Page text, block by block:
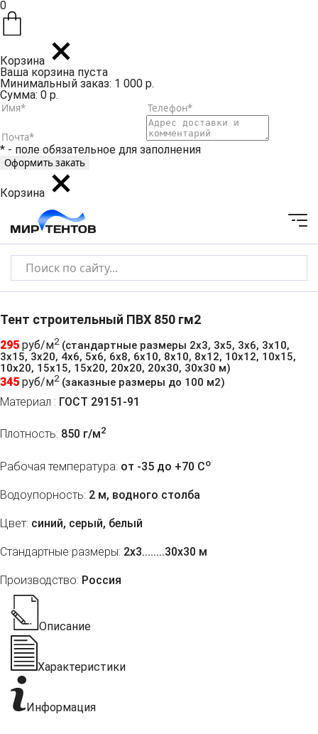
0
Корзина
Ваша корзина пуста
Минимальный заказ: 1 000 р.
Сумма: 0 р.
* - поле обязательное для заполнения
Корзина
Тент строительный ПВХ 850 гм2
295 руб/м2 (стандартные размеры 2х3, 3х5, 3х6, 3х10,
3х15, 3х20, 4х6, 5х6, 6х8, 6х10, 8х10, 8х12, 10х12, 10х15,
10х20, 15х15, 15х20, 20х20, 20х30, 30х30 м)
345 руб/м2 (заказные размеры до 100 м2)
Материал : ГОСТ 29151-91
Плотность: 850 г/м2
Рабочая температура: от -35 до +70 Co
Водоупорность: 2 м, водного столба
Цвет: синий, серый, белый
Стандартные размеры: 2х3........30х30 м
Производство: Россия
Описание
Характеристики
Информация